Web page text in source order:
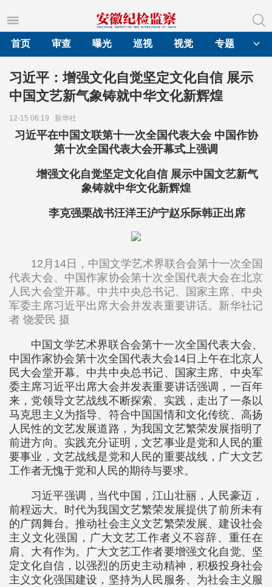
首页
审查 曝光 巡视 视觉 专题
习近平：增强文化自觉坚定文化自信 展示
中国文艺新气象铸就中华文化新辉煌
12-15 06:19 新华社
习近平在中国文联第十一次全国代表大会 中国作协
第十次全国代表大会开幕式上强调
增强文化自觉坚定文化自信 展示中国文艺新气
象铸就中华文化新辉煌
李克强栗战书汪洋王沪宁赵乐际韩正出席
12月14日，中国文学艺术界联合会第十一次全国
代表大会、中国作家协会第十次全国代表大会在北京
人民大会堂开幕。中共中央总书记、国家主席、中央
军委主席习近平出席大会并发表重要讲话。新华社记
者 饶爱民 摄
中国文学艺术界联合会第十一次全国代表大会、
中国作家协会第十次全国代表大会14日上午在北京人
民大会堂开幕。中共中央总书记、国家主席、中央军
委主席习近平出席大会并发表重要讲话强调，一百年
来，党领导文艺战线不断探索、实践，走出了一条以
马克思主义为指导、符合中国国情和文化传统、高扬
人民性的文艺发展道路，为我国文艺繁荣发展指明了
前进方向。实践充分证明，文艺事业是党和人民的重
要事业，文艺战线是党和人民的重要战线，广大文艺
工作者无愧于党和人民的期待与要求。
习近平强调，当代中国，江山壮丽，人民豪迈，
前程远大。时代为我国文艺繁荣发展提供了前所未有
的广阔舞台。推动社会主义文艺繁荣发展、建设社会
主义文化强国，广大文艺工作者义不容辞、重任在
肩、大有作为。广大文艺工作者要增强文化自觉、坚
定文化自信，以强烈的历史主动精神，积极投身社会
主义文化强国建设，坚持为人民服务、为社会主义服